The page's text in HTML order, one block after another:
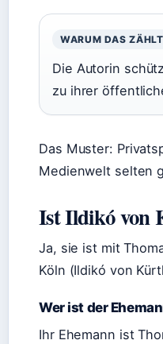
WARUM DAS ZÄHLT
Die Autorin
zu ihrer
Das Muster:
Medienwelt selten
Ist Ildikó von
Ja, sie ist mit
Köln (Ildikó von
Wer ist der
Ihr Ehemann ist